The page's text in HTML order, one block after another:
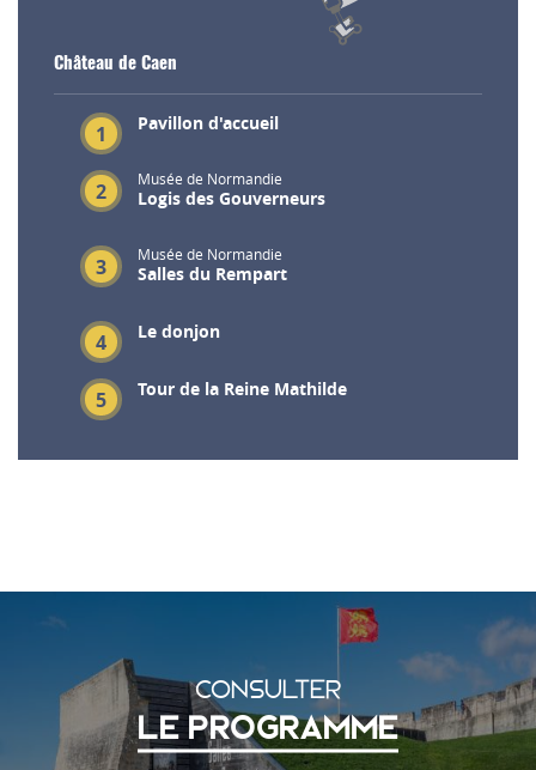
Château de Caen
1 Pavillon d'accueil
2 Musée de Normandie
Logis des Gouverneurs
3 Musée de Normandie
Salles du Rempart
4 Le donjon
5 Tour de la Reine Mathilde
CONSULTER
LE PROGRAMME